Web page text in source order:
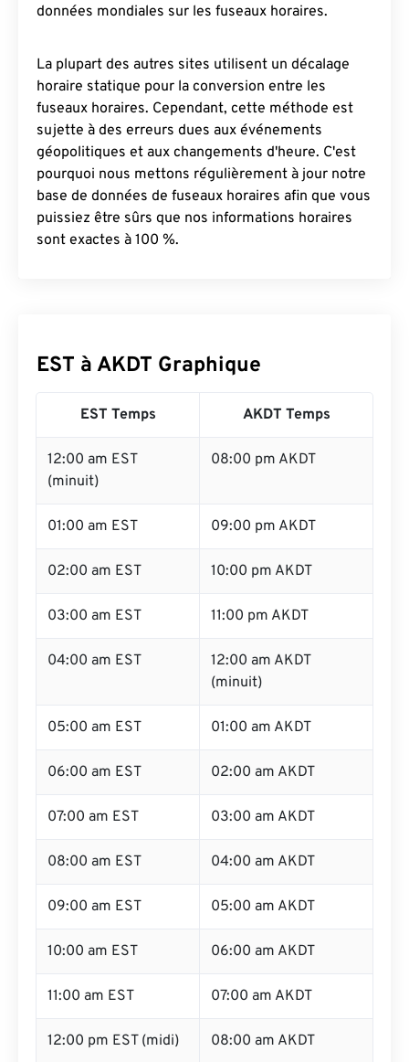
données mondiales sur les fuseaux horaires.
La plupart des autres sites utilisent un décalage
horaire statique pour la conversion entre les
fuseaux horaires. Cependant, cette méthode est
sujette à des erreurs dues aux événements
géopolitiques et aux changements d'heure. C'est
pourquoi nous mettons régulièrement à jour notre
base de données de fuseaux horaires afin que vous
puissiez être sûrs que nos informations horaires
sont exactes à 100 %.
EST à AKDT Graphique
EST Temps AKDT Temps
12:00 am EST
(minuit)
08:00 pm AKDT
01:00 am EST 09:00 pm AKDT
02:00 am EST 10:00 pm AKDT
03:00 am EST 11:00 pm AKDT
04:00 am EST
12:00 am AKDT
(minuit)
05:00 am EST 01:00 am AKDT
06:00 am EST 02:00 am AKDT
07:00 am EST 03:00 am AKDT
08:00 am EST 04:00 am AKDT
09:00 am EST 05:00 am AKDT
10:00 am EST 06:00 am AKDT
11:00 am EST 07:00 am AKDT
12:00 pm EST (midi) 08:00 am AKDT